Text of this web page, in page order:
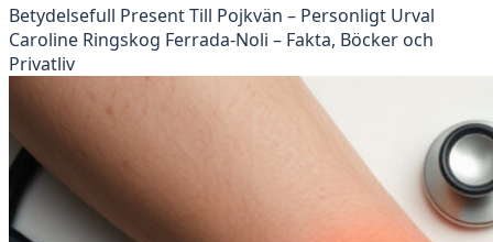
Betydelsefull Present Till Pojkvän – Personligt Urval
Caroline Ringskog Ferrada-Noli – Fakta, Böcker och
Privatliv